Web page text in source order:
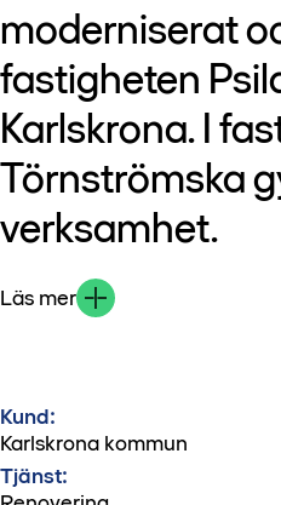
moderniserat
fastigheten
Karlskrona. I
Törnströmska
verksamhet.
Läs mer
Kund:
Karlskrona kommun
Tjänst: